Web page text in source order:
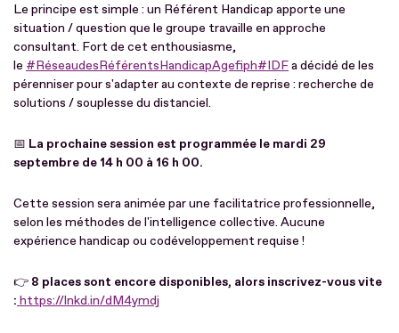
Le principe est simple : un Référent Handicap apporte une
situation / question que le groupe travaille en approche
consultant. Fort de cet enthousiasme,
le #RéseaudesRéférentsHandicapAgefiph#IDFa décidé de les
pérenniser pour s'adapter au contexte de reprise : recherche de
solutions / souplesse du distanciel.
📅 La prochaine session est programmée le mardi 29
septembre de 14 h 00 à 16 h 00.
Cette session sera animée par une facilitatrice professionnelle,
selon les méthodes de l'intelligence collective. Aucune
expérience handicap ou codéveloppement requise !
👉 8 places sont encore disponibles, alors inscrivez-vous vite
: https://lnkd.in/dM4ymdj